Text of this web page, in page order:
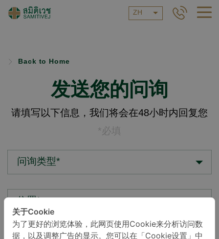
ZH
Back to Home
发送您的问询
请填写以下信息，我们将会在48小时内回复您
*必填
问询类型*
关于Cookie
为了更好的浏览体验，此网页使用Cookie来分析访问数
据，以及调整广告的显示。您可以在「Cookie设置」中